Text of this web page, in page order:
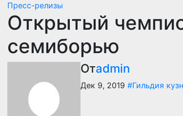
Пресс-релизы
Открытый
семиборью
Отadmin
Дек 9, 2019 #Гильдия